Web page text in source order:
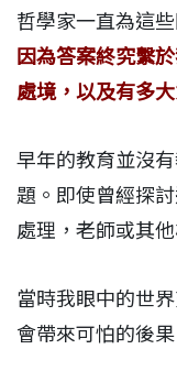
哲學家一直為這
因為答案終究繫
處境，以及有多
早年的教育並沒
題。即使曾經探
處理，老師或其
當時我眼中的世
會帶來可怕的後